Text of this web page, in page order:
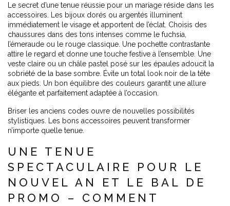
Le secret d’une tenue réussie pour un mariage réside dans les
accessoires. Les bijoux dorés ou argentés illuminent
immédiatement le visage et apportent de l’éclat. Choisis des
chaussures dans des tons intenses comme le fuchsia,
l’émeraude ou le rouge classique. Une pochette contrastante
attire le regard et donne une touche festive à l’ensemble. Une
veste claire ou un châle pastel posé sur les épaules adoucit la
sobriété de la base sombre. Évite un total look noir de la tête
aux pieds. Un bon équilibre des couleurs garantit une allure
élégante et parfaitement adaptée à l’occasion.
Briser les anciens codes ouvre de nouvelles possibilités
stylistiques. Les bons accessoires peuvent transformer
n’importe quelle tenue.
UNE TENUE
SPECTACULAIRE POUR LE
NOUVEL AN ET LE BAL DE
PROMO – COMMENT